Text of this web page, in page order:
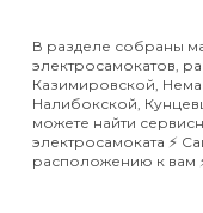
В разделе собраны
электросамокатов,
Казимировской,
Налибокской,
можете найти
электросамоката ⚡️
расположению к вам